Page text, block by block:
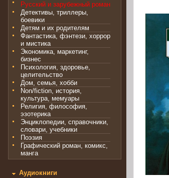
Русский и зарубежный роман
Детективы, триллеры,
боевики
Детям и их родителям
Фантастика, фэнтези, хоррор
и мистика
Экономика, маркетинг,
бизнес
Психология, здоровье,
целительство
Дом, семья, хобби
Non/fiction, история,
культура, мемуары
Религия, философия,
эзотерика
Энциклопедии, справочники,
словари, учебники
Поэзия
Графический роман, комикс,
манга
Аудиокниги